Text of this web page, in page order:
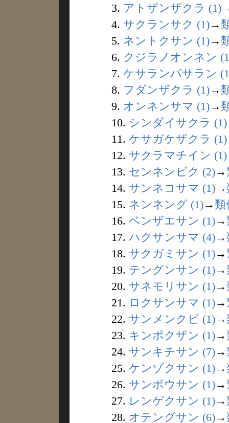
3. アトザンザクラ (1)
4. サクランサク (1)→
5. ネントクサン (1)→
6. クジラノオンネン
7. ケサランパサラン
8. フダンザクラ (1)→
9. オンネンサマ (1)→
10. シンダイサクラ (1)
11. ケサガケザクラ (1)
12. サクラマチイン (1)
13. センネンビク (2)→
14. サンネコサマ (1)→
15. ネンネング (1)→ 類
16. ベンザエサン (1)→
17. ハクサンサマ (4)→
18. サクガミサン (1)→
19. テングンサン (1)→
20. サネモリサン (1)→
21. ロクサンサマ (1)→
22. サンメンクビ (1)→
23. キンポクザン (1)→
24. サンキチサン (7)→
25. ケンゾクサン (1)→
26. サンボウサン (1)→
27. レンゲクサン (1)→
28. オテングサン (6)→